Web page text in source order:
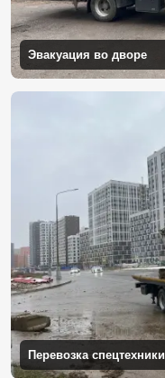
Эвакуация во дворе
Перевозка спецтехники